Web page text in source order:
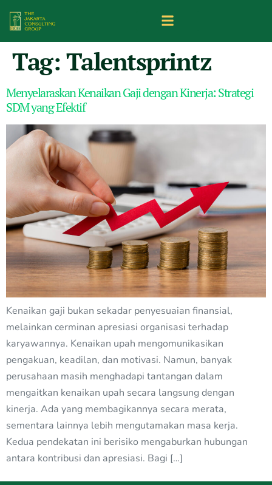
Tag: Talentsprintz
Menyelaraskan Kenaikan Gaji dengan Kinerja: Strategi
SDM yang Efektif
Kenaikan gaji bukan sekadar penyesuaian finansial,
melainkan cerminan apresiasi organisasi terhadap
karyawannya. Kenaikan upah mengomunikasikan
pengakuan, keadilan, dan motivasi. Namun, banyak
perusahaan masih menghadapi tantangan dalam
mengaitkan kenaikan upah secara langsung dengan
kinerja. Ada yang membagikannya secara merata,
sementara lainnya lebih mengutamakan masa kerja.
Kedua pendekatan ini berisiko mengaburkan hubungan
antara kontribusi dan apresiasi. Bagi […]